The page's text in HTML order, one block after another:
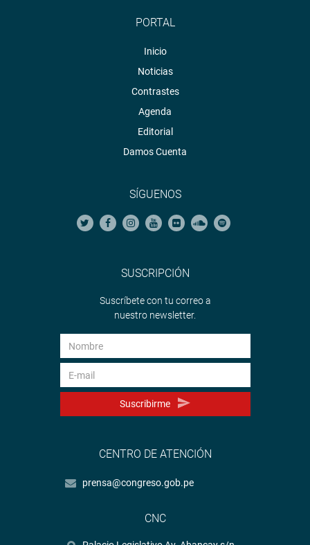
PORTAL
Inicio
Noticias
Contrastes
Agenda
Editorial
Damos Cuenta
SÍGUENOS
SUSCRIPCIÓN
Suscríbete con tu correo a
nuestro newsletter.
Suscribirme
CENTRO DE ATENCIÓN
prensa@congreso.gob.pe
CNC